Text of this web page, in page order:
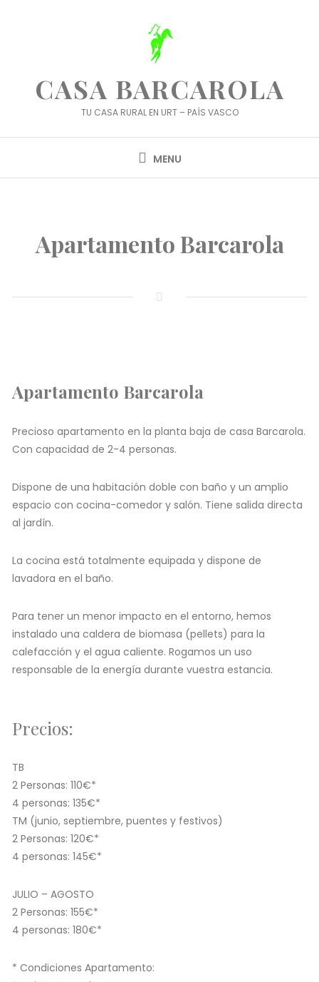
CASA BARCAROLA
TU CASA RURAL EN URT – PAÍS VASCO
MENU
Apartamento Barcarola
Apartamento Barcarola
Precioso apartamento en la planta baja de casa Barcarola.
Con capacidad de 2-4 personas.
Dispone de una habitación doble con baño y un amplio
espacio con cocina-comedor y salón. Tiene salida directa
al jardín.
La cocina está totalmente equipada y dispone de
lavadora en el baño.
Para tener un menor impacto en el entorno, hemos
instalado una caldera de biomasa (pellets) para la
calefacción y el agua caliente. Rogamos un uso
responsable de la energía durante vuestra estancia.
Precios:
TB
2 Personas: 110€*
4 personas: 135€*
TM (junio, septiembre, puentes y festivos)
2 Personas: 120€*
4 personas: 145€*
JULIO – AGOSTO
2 Personas: 155€*
4 personas: 180€*
* Condiciones Apartamento: